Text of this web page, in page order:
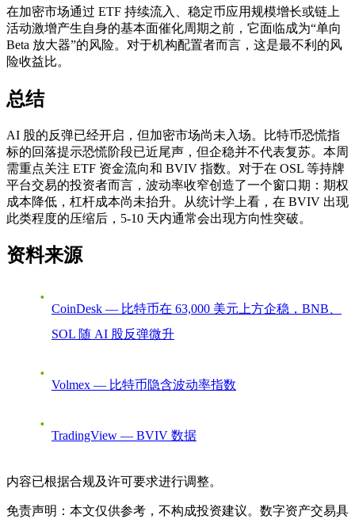
在加密市场通过 ETF 持续流入、稳定币应用规模增长或链上
活动激增产生自身的基本面催化周期之前，它面临成为“单向
Beta 放大器”的风险。对于机构配置者而言，这是最不利的风
险收益比。
总结
AI 股的反弹已经开启，但加密市场尚未入场。比特币恐慌指
标的回落提示恐慌阶段已近尾声，但企稳并不代表复苏。本周
需重点关注 ETF 资金流向和 BVIV 指数。对于在 OSL 等持牌
平台交易的投资者而言，波动率收窄创造了一个窗口期：期权
成本降低，杠杆成本尚未抬升。从统计学上看，在 BVIV 出现
此类程度的压缩后，5-10 天内通常会出现方向性突破。
资料来源
CoinDesk — 比特币在 63,000 美元上方企稳，BNB、
SOL 随 AI 股反弹微升
Volmex — 比特币隐含波动率指数
TradingView — BVIV 数据
内容已根据合规及许可要求进行调整。
免责声明：本文仅供参考，不构成投资建议。数字资产交易具